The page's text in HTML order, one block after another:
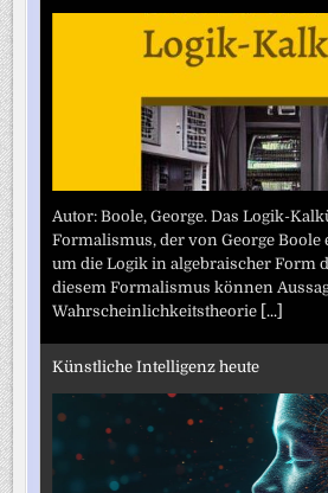
Autor: Boole, George. Das Logik-
Formalismus, der von George
um die Logik in algebraischer Form
diesem Formalismus können
Wahrscheinlichkeitstheorie [...]
Künstliche Intelligenz heute